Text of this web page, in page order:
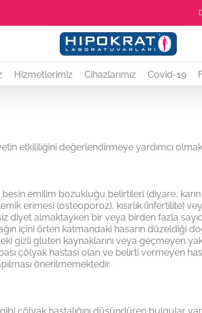
Hizmetlerimiz Cihazlarımız Covid-19
etkililiğini değerlendirmeye yardımcı
emilim bozukluğu belirtileri (diyare, karın
erimesi (osteoporoz), kısırlık (infertilite)
diyet almaktayken bir veya birden fazla
içini örten katmandaki hasarın düzeldiği
gizli gluten kaynaklarını veya geçmeyen
çölyak hastası olan ve belirti vermeyen
önerilmemektedir.